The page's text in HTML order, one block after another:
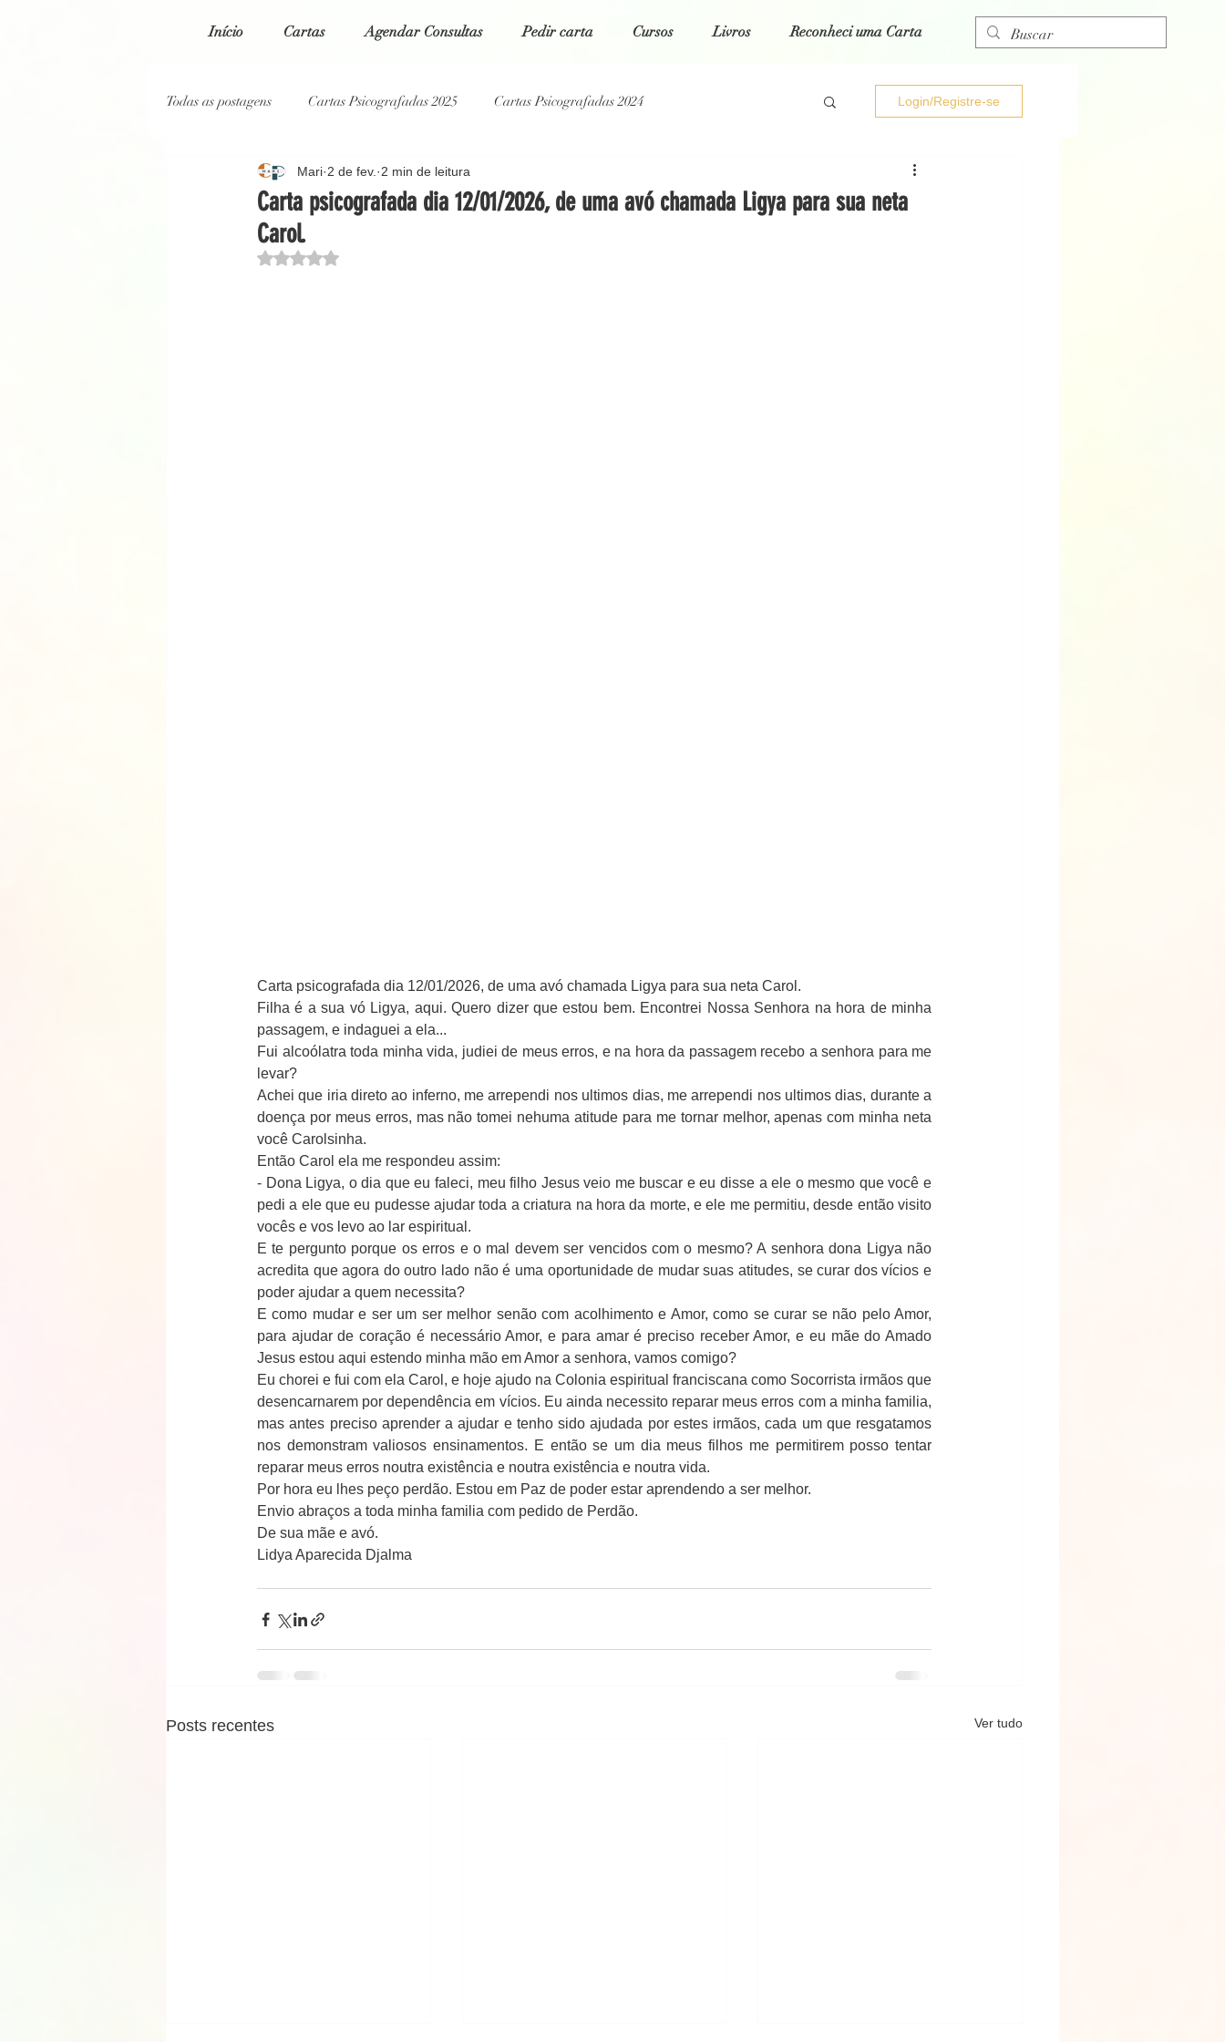
Início Cartas Agendar Consultas Pedir carta Cursos Livros Reconheci uma Carta
Todas as postagens Cartas Psicografadas 2025 Cartas Psicografadas 2024
Cartas Psicografadas 2023 Cartas Psicografadas 2022
Cartas Psicografadas 2020
Login/Registre-se
Carta psicografada dia 12/01/2026, de uma avó chamada Ligya para sua neta
Carol.
Mari 2 de fev. 2 min de leitura
Avaliado com NaN de 5 estrelas.
Carta psicografada dia 12/01/2026, de uma avó chamada Ligya para sua neta Carol.
Filha é a sua vó Ligya, aqui. Quero dizer que estou bem. Encontrei Nossa Senhora na hora de minha
passagem, e indaguei a ela...
Fui alcoólatra toda minha vida, judiei de meus erros, e na hora da passagem recebo a senhora para me
levar?
Achei que iria direto ao inferno, me arrependi nos ultimos dias, me arrependi nos ultimos dias, durante a
doença por meus erros, mas não tomei nehuma atitude para me tornar melhor, apenas com minha neta
você Carolsinha.
Então Carol ela me respondeu assim:
- Dona Ligya, o dia que eu faleci, meu filho Jesus veio me buscar e eu disse a ele o mesmo que você e
pedi a ele que eu pudesse ajudar toda a criatura na hora da morte, e ele me permitiu, desde então visito
vocês e vos levo ao lar espiritual.
E te pergunto porque os erros e o mal devem ser vencidos com o mesmo? A senhora dona Ligya não
acredita que agora do outro lado não é uma oportunidade de mudar suas atitudes, se curar dos vícios e
poder ajudar a quem necessita?
E como mudar e ser um ser melhor senão com acolhimento e Amor, como se curar se não pelo Amor,
para ajudar de coração é necessário Amor, e para amar é preciso receber Amor, e eu mãe do Amado
Jesus estou aqui estendo minha mão em Amor a senhora, vamos comigo?
Eu chorei e fui com ela Carol, e hoje ajudo na Colonia espiritual franciscana como Socorrista irmãos que
desencarnarem por dependência em vícios. Eu ainda necessito reparar meus erros com a minha familia,
mas antes preciso aprender a ajudar e tenho sido ajudada por estes irmãos, cada um que resgatamos
nos demonstram valiosos ensinamentos. E então se um dia meus filhos me permitirem posso tentar
reparar meus erros noutra existência e noutra existência e noutra vida.
Por hora eu lhes peço perdão. Estou em Paz de poder estar aprendendo a ser melhor.
Envio abraços a toda minha familia com pedido de Perdão.
De sua mãe e avó.
Lidya Aparecida Djalma
Posts recentes Ver tudo